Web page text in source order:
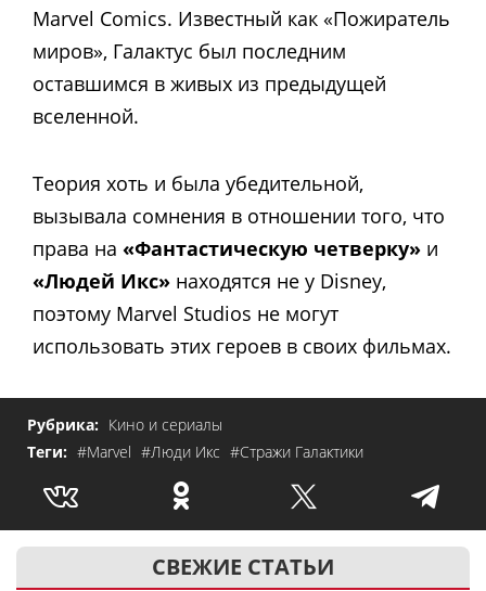
Marvel Comics. Известный как «Пожиратель
миров», Галактус был последним
оставшимся в живых из предыдущей
вселенной.
Теория хоть и была убедительной,
вызывала сомнения в отношении того, что
права на «Фантастическую четверку» и
«Людей Икс» находятся не у Disney,
поэтому Marvel Studios не могут
использовать этих героев в своих фильмах.
Рубрика: Кино и сериалы
Теги: #Marvel #Люди Икс #Стражи Галактики
СВЕЖИЕ СТАТЬИ